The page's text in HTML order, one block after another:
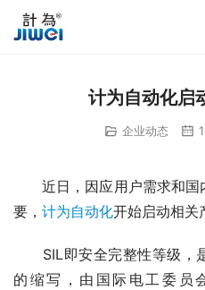
计为自动化启
企业动态
近日，因应用户需求和国
要， 计为自动化开始启动相关
SIL即安全完整性等级，
的缩写，由国际电工委员